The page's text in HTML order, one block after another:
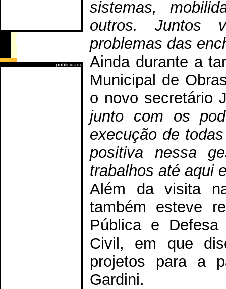
publicidade
sistemas,
outros. Juntos
problemas das
Ainda durante a
Municipal de
o novo secretário
junto com os
execução de
positiva nessa
trabalhos até aqui
Além da visita
também esteve
Pública e
Civil, em que
projetos para a
Gardini.